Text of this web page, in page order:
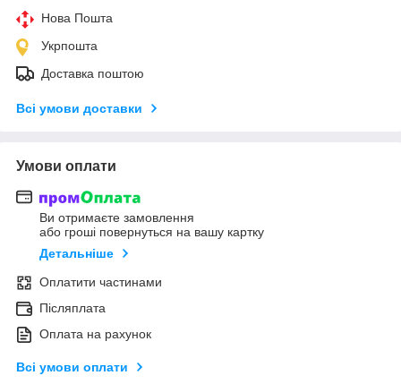
Нова Пошта
Укрпошта
Доставка поштою
Всі умови доставки
Умови оплати
Ви отримаєте замовлення
або гроші повернуться на вашу картку
Детальніше
Оплатити частинами
Післяплата
Оплата на рахунок
Всі умови оплати